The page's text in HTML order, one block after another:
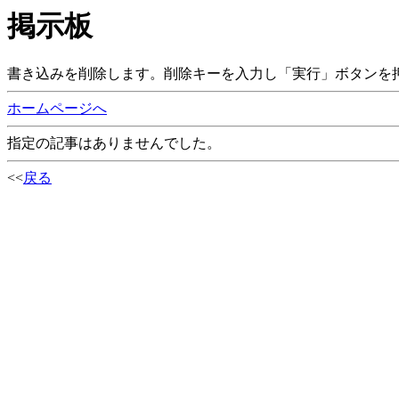
掲示板
書き込みを削除します。削除キーを入力し「実行」ボタンを
ホームページへ
指定の記事はありませんでした。
<<戻る